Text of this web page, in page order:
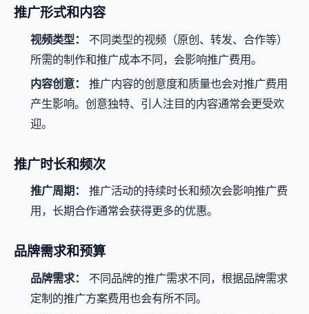
推广形式和内容
视频类型：
不同类型的视频（原创、转发、合作等）
所需的制作和推广成本不同，会影响推广费用。
内容创意：
推广内容的创意度和质量也会对推广费用
产生影响。创意独特、引人注目的内容通常会更受欢
迎。
推广时长和频次
推广周期：
推广活动的持续时长和频次会影响推广费
用，长期合作通常会获得更多的优惠。
品牌需求和预算
品牌需求：
不同品牌的推广需求不同，根据品牌需求
定制的推广方案费用也会有所不同。